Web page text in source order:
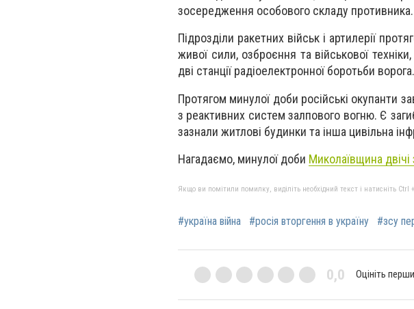
зосередження особового складу противника.
Підрозділи ракетних військ і артилерії
живої сили, озброєння та військової
дві станції радіоелектронної боротьби ворога.
Протягом минулої доби російські окупанти
з реактивних систем залпового вогню. Є
зазнали житлові будинки та інша цивільна
Нагадаємо, минулої доби Миколаївщина двічі
Якщо ви помітили помилку, виділіть необхідний текст і натисніть
#україна війна #росія вторгення в україну #зсу
0,0 Оцініть